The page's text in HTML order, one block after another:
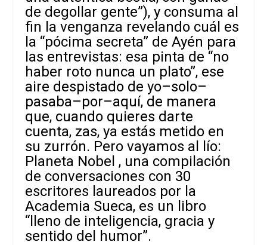
de degollar gente”), y consuma al
fin la venganza revelando cuál es
la “pócima secreta” de Ayén para
las entrevistas: esa pinta de “no
haber roto nunca un plato”, ese
aire despistado de yo–solo–
pasaba–por–aquí, de manera
que, cuando quieres darte
cuenta, zas, ya estás metido en
su zurrón. Pero vayamos al lío:
Planeta Nobel , una compilación
de conversaciones con 30
escritores laureados por la
Academia Sueca, es un libro
“lleno de inteligencia, gracia y
sentido del humor”.